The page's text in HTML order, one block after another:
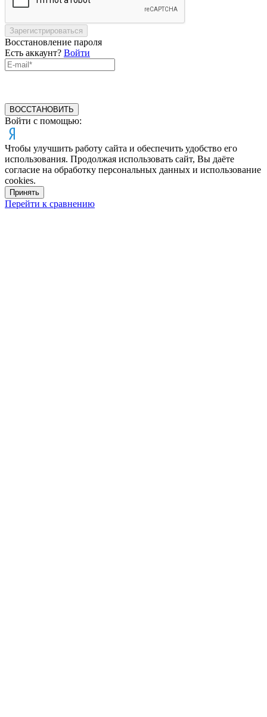
Зарегистрироваться
Восстановление пароля
Есть аккаунт? Войти
ВОССТАНОВИТЬ
Войти с помощью:
Чтобы улучшить работу сайта и обеспечить удобство его
использования. Продолжая использовать сайт, Вы даёте
согласие на обработку персональных данных и использование
cookies.
Принять
Перейти к сравнению